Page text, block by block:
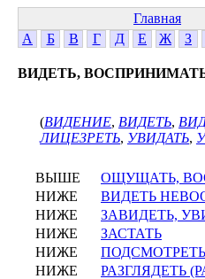
Главная
А
Б В Г Д Е Ж З
ВИДЕТЬ,
(ВИДЕНИЕ, ВИДЕТЬ,
ЛИЦЕЗРЕТЬ, УВИДАТЬ,
ВЫШЕ
ОЩУЩАТЬ,
НИЖЕ
ВИДЕТЬ
НИЖЕ
ЗАВИДЕТЬ,
НИЖЕ
ЗАСТАТЬ
НИЖЕ
ПОДСМОТРЕТЬ
НИЖЕ
РАЗГЛЯДЕТЬ